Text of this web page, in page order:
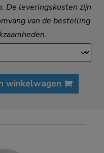
De leveringskosten zijn
van de bestelling
winkelwagen